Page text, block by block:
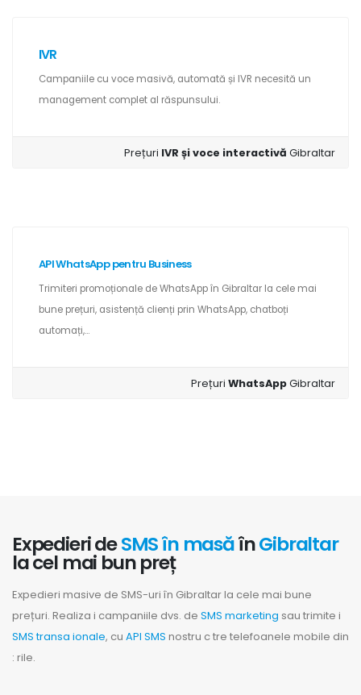
IVR
Campaniile cu voce masivă, automată și IVR necesită un
management complet al răspunsului.
Prețuri IVR și voce interactivăGibraltar
API WhatsApp pentru Business
Trimiteri promoționale de WhatsApp în Gibraltar la cele mai
bune prețuri, asistență clienți prin WhatsApp, chatboți
automați,...
PrețuriWhatsAppGibraltar
Expedieri deSMS în masăînGibraltar
la cel mai bun preț
Expedieri masive de SMS-uri în Gibraltar la cele mai bune
prețuri. Realiza i campaniile dvs. de SMS marketing sau trimite i
SMS transa ionale, cu API SMS nostru c tre telefoanele mobile din
: rile.